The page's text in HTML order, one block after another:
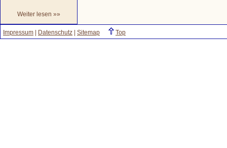
Weiter lesen »»
Impressum Datenschutz Sitemap Top